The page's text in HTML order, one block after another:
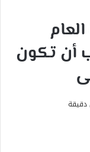
أن تكون